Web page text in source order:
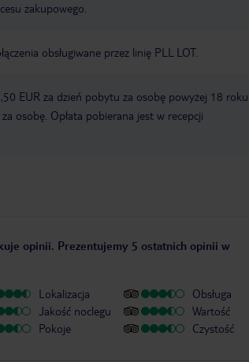
zakupowego.
obsługiwane przez linię PLL LOT.
EUR za dzień pobytu za osobę powyżej 18 roku
osobę. Opłata pobierana jest w recepcji
opinii. Prezentujemy 5 ostatnich opinii w
Lokalizacja
Jakość noclegu
Pokoje
Obsługa
Wartość
Czystość